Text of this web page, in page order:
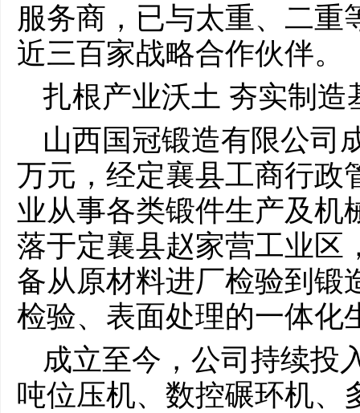
服务商，已与太重、二重
近三百家战略合作伙伴。
扎根产业沃土 夯实制造
山西国冠锻造有限公司
万元，经定襄县工商行政
业从事各类锻件生产及机
落于定襄县赵家营工业区
备从原材料进厂检验到锻
检验、表面处理的一体化
成立至今，公司持续投
吨位压机、数控碾环机、